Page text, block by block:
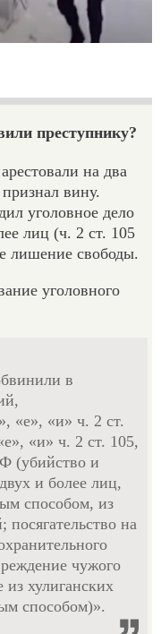
преступнику?
на два
вину.
уголовное дело
лиц (ч. 2 ст. 105
лишение свободы.
уголовного
в
«е», «и» ч. 2 ст.
«и» ч. 2 ст. 105,
(убийство и
и более лиц,
способом, из
на
чужого
хулиганских
способом)».